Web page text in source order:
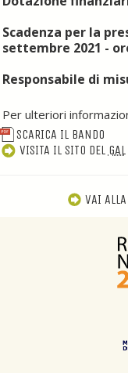
Scadenza per la
settembre 2021 -
Responsabile di
Per ulteriori
SCARICA IL BANDO
VISITA IL SITO DEL GAL
VAI